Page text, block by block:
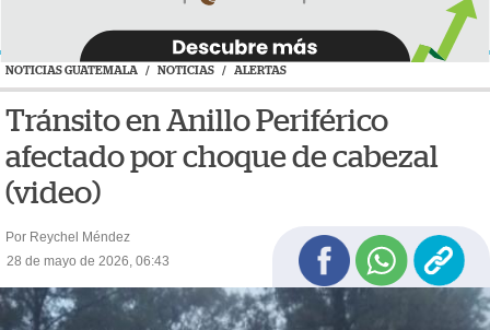
NOTICIAS GUATEMALA / NOTICIAS / ALERTAS
Tránsito en Anillo Periférico
afectado por choque de cabezal
(video)
Por Reychel Méndez
28 de mayo de 2026, 06:43